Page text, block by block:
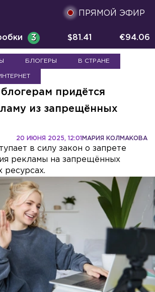
ПРЯМОЙ ЭФИР
3 $81.41 €94.06
БЛОГЕРЫ В СТРАНЕ
придётся
из запрещённых
МАРИЯ КОЛМАКОВА
20 ИЮНЯ 2025, 12:01
в силу закон о запрете
рекламы на запрещённых
ресурсах.